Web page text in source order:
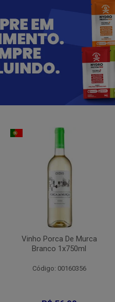
Vinho Porca De Murca
Branco 1x750ml
Código: 00160356